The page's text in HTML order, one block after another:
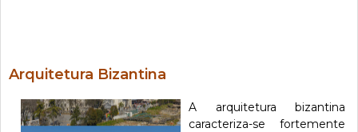
Arquitetura Bizantina
A arquitetura bizantina
caracteriza-se fortemente